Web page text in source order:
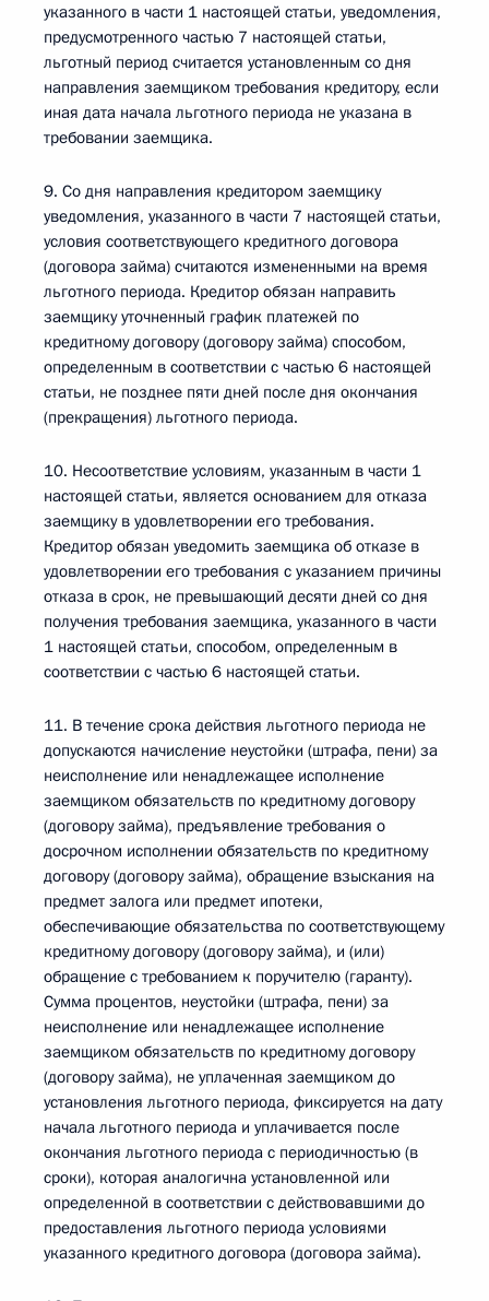
указанного в части 1 настоящей статьи, уведомления,
предусмотренного частью 7 настоящей статьи,
льготный период считается установленным со дня
направления заемщиком требования кредитору, если
иная дата начала льготного периода не указана в
требовании заемщика.
9. Со дня направления кредитором заемщику
уведомления, указанного в части 7 настоящей статьи,
условия соответствующего кредитного договора
(договора займа) считаются измененными на время
льготного периода. Кредитор обязан направить
заемщику уточненный график платежей по
кредитному договору (договору займа) способом,
определенным в соответствии с частью 6 настоящей
статьи, не позднее пяти дней после дня окончания
(прекращения) льготного периода.
10. Несоответствие условиям, указанным в части 1
настоящей статьи, является основанием для отказа
заемщику в удовлетворении его требования.
Кредитор обязан уведомить заемщика об отказе в
удовлетворении его требования с указанием причины
отказа в срок, не превышающий десяти дней со дня
получения требования заемщика, указанного в части
1 настоящей статьи, способом, определенным в
соответствии с частью 6 настоящей статьи.
11. В течение срока действия льготного периода не
допускаются начисление неустойки (штрафа, пени) за
неисполнение или ненадлежащее исполнение
заемщиком обязательств по кредитному договору
(договору займа), предъявление требования о
досрочном исполнении обязательств по кредитному
договору (договору займа), обращение взыскания на
предмет залога или предмет ипотеки,
обеспечивающие обязательства по соответствующему
кредитному договору (договору займа), и (или)
обращение с требованием к поручителю (гаранту).
Сумма процентов, неустойки (штрафа, пени) за
неисполнение или ненадлежащее исполнение
заемщиком обязательств по кредитному договору
(договору займа), не уплаченная заемщиком до
установления льготного периода, фиксируется на дату
начала льготного периода и уплачивается после
окончания льготного периода с периодичностью (в
сроки), которая аналогична установленной или
определенной в соответствии с действовавшими до
предоставления льготного периода условиями
указанного кредитного договора (договора займа).